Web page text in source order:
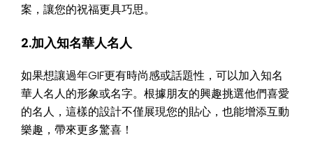
案，讓您的祝福更具巧思。
2.加入知名華人名人
如果想讓過年GIF更有時尚感或話題性，可以加入知名
華人名人的形象或名字。根據朋友的興趣挑選他們喜愛
的名人，這樣的設計不僅展現您的貼心，也能增添互動
樂趣，帶來更多驚喜！